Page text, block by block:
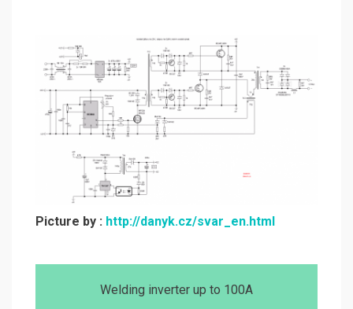
Picture by : http://danyk.cz/svar_en.html
Welding inverter up to 100A